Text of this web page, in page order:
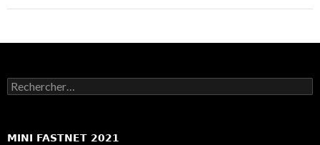
Rechercher :
MINI FASTNET 2021